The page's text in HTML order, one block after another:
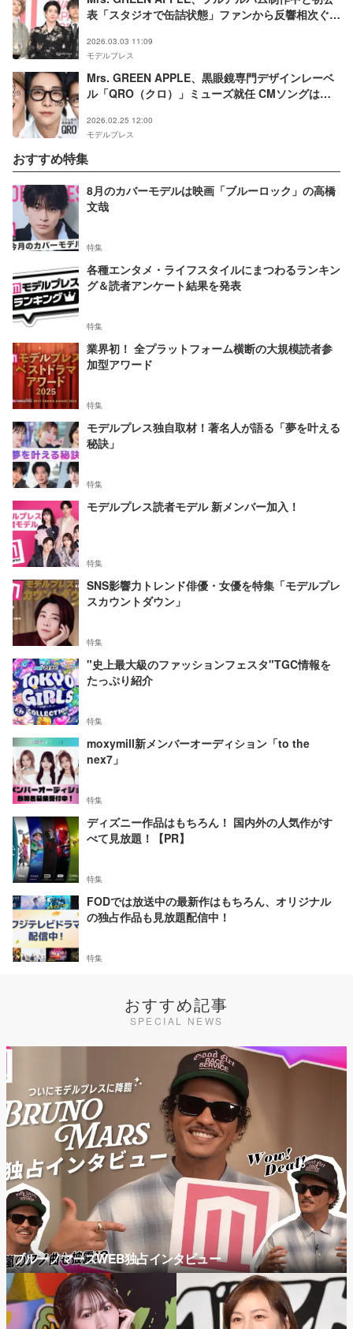
表「スタジオで缶詰状態」ファンから反響相次ぐ
2026.03.03 11:09
モデルプレス
Mrs. GREEN APPLE、黒眼鏡専門デザインレーベ
ル「QRO（クロ）」ミューズ就任 CMソングは
2026.02.25 12:00
モデルプレス
おすすめ特集
8月のカバーモデルは映画「ブルーロック」の高橋
文哉
特集
各種エンタメ・ライフスタイルにまつわるランキン
グ＆読者アンケート結果を発表
特集
業界初！ 全プラットフォーム横断の大規模読者参
加型アワード
特集
モデルプレス独自取材！著名人が語る「夢を叶える
秘訣」
特集
モデルプレス読者モデル 新メンバー加入！
特集
SNS影響力トレンド俳優・女優を特集「モデルプレ
スカウントダウン」
特集
"史上最大級のファッションフェスタ"TGC情報を
たっぷり紹介
特集
moxymill新メンバーオーディション「to the
nex7」
特集
ディズニー作品はもちろん！ 国内外の人気作がす
べて見放題！【PR】
特集
FODでは放送中の最新作はもちろん、オリジナル
の独占作品も見放題配信中！
特集
おすすめ記事
SPECIAL NEWS
ブルーノマーズWEB独占インタビュー